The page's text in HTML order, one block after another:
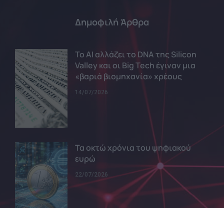
Δημοφιλή Άρθρα
Το AI αλλάζει το DNA της Silicon
Valley και οι Big Tech έγιναν μια
«βαριά βιομηχανία» χρέους
14/07/2026
Τα οκτώ χρόνια του ψηφιακού
ευρώ
22/07/2026